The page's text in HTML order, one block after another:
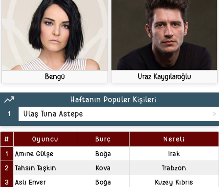
Bengü Uraz Kaygılaroğlu
trending_up Haftanın Popüler Kişileri
1 Ulaş Tuna Astepe
# Oyuncu Burç
Nereli
1
Amine Gülşe Boğa
Irak
2
Tahsin Taşkın Kova
Trabzon
3
Aslı Enver Boğa
Kuzey Kıbrıs